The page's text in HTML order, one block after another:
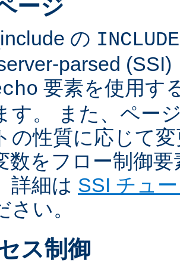
ージ
の
parsed
要素を使用す
す。 また、ペー
の性質に応じて
数をフロー制御
詳細は SSI チュ
さい。
ス制御